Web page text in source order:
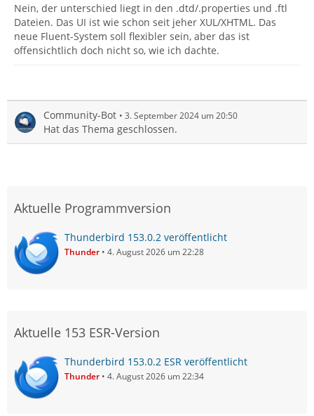
Nein, der unterschied liegt in den .dtd/.properties und .ftl
Dateien. Das UI ist wie schon seit jeher XUL/XHTML. Das
neue Fluent-System soll flexibler sein, aber das ist
offensichtlich doch nicht so, wie ich dachte.
Community-Bot 3. September 2024 um 20:50
Hat das Thema geschlossen.
Aktuelle Programmversion
Thunderbird 153.0.2 veröffentlicht
Thunder 4. August 2026 um 22:28
Aktuelle 153 ESR-Version
Thunderbird 153.0.2 ESR veröffentlicht
Thunder 4. August 2026 um 22:34